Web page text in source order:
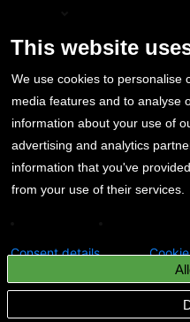
E-mailadres *
Ja, ik geef hierbij
opslaan en
informatie lees je in
© Conclusion 2025
Privacy & Security
This website
We use cookies to personalise
media features and to analyse
information about your use of
advertising and analytics
information that you've
from your use of their services.
Consent details